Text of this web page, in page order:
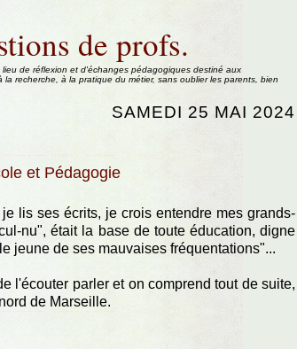
de profs.
de réflexion et d'échanges pédagogiques destiné aux
recherche, à la pratique du métier, sans oublier les parents, bien
SAMEDI 25 MAI 2024
et Pédagogie
lis ses écrits, je crois entendre mes grands-
nu", était la base de toute éducation, digne
jeune de ses mauvaises fréquentations"...
l'écouter parler et on comprend tout de suite,
de Marseille.